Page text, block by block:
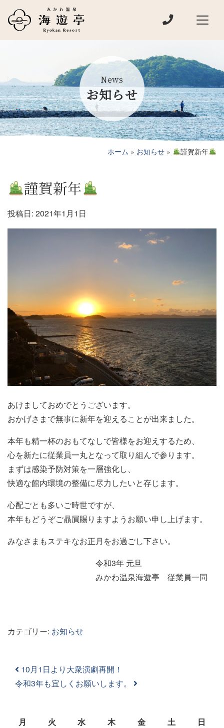
メインナビゲーション 電話でお問い
News
お知らせ
ホーム » お知らせ » 謹賀新年
謹賀新年
投稿日: 2021年1月1日
あけましておめでとうございます。
おかげさまで無事に新年を迎えることが出来ました。
本年も精一杯のおもてなしで皆様をお迎えするため、
心を新たに従業員一丸となって取り組んで参ります。
まずは感染予防対策を一層強化し、
快適な館内環境の整備に尽力したいと存じます。
心配ごとも多いご時世ですが、
本年もどうぞご贔屓賜りますようお願い申し上げます。
みなさまもステキなお正月をお過ごし下さい。
令和3年 元旦
みかわ温泉海遊亭 従業員一同
カテゴリー: お知らせ
投稿ナビゲーション
10月1日より大衆演劇再開！
令和3年も宜しくお願いします。
月 火 水 木 金 土
日